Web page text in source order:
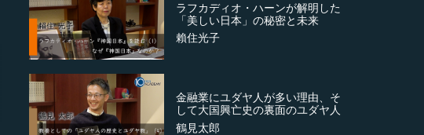
ラフカディオ・ハーンが解明した
「美しい日本」の秘密と未来
賴住光子
金融業にユダヤ人が多い理由、そ
して大国興亡史の裏面のユダヤ人
鶴見太郎